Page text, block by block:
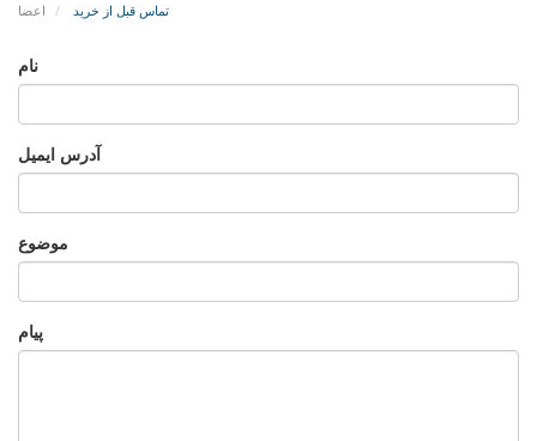
اعضا تماس قبل از خرید
نام
آدرس ایمیل
موضوع
پیام